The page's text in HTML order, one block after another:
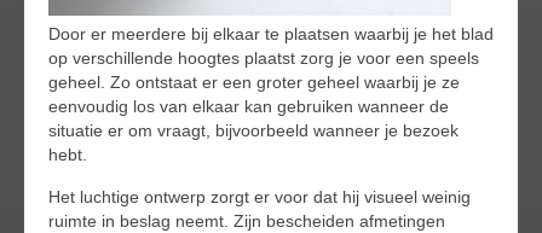
Door er meerdere bij elkaar te plaatsen waarbij je het blad
op verschillende hoogtes plaatst zorg je voor een speels
geheel. Zo ontstaat er een groter geheel waarbij je ze
eenvoudig los van elkaar kan gebruiken wanneer de
situatie er om vraagt, bijvoorbeeld wanneer je bezoek
hebt.
Het luchtige ontwerp zorgt er voor dat hij visueel weinig
ruimte in beslag neemt. Zijn bescheiden afmetingen